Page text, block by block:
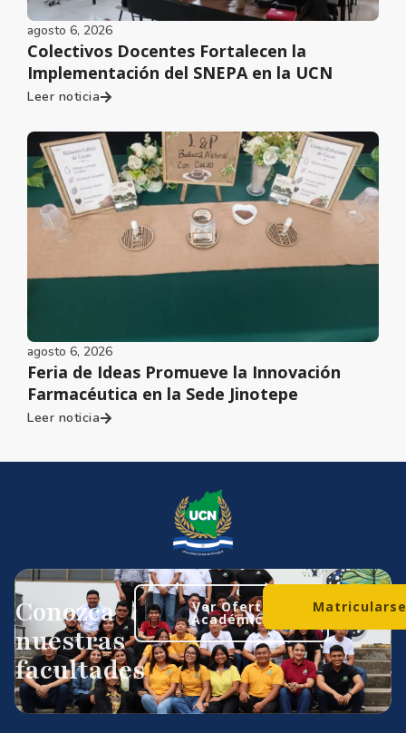
agosto 6, 2026
Colectivos Docentes Fortalecen la
Implementación del SNEPA en la UCN
Leer noticia
agosto 6, 2026
Feria de Ideas Promueve la Innovación
Farmacéutica en la Sede Jinotepe
Leer noticia
Conozca
nuestras
facultades
Ver Oferta
Académica